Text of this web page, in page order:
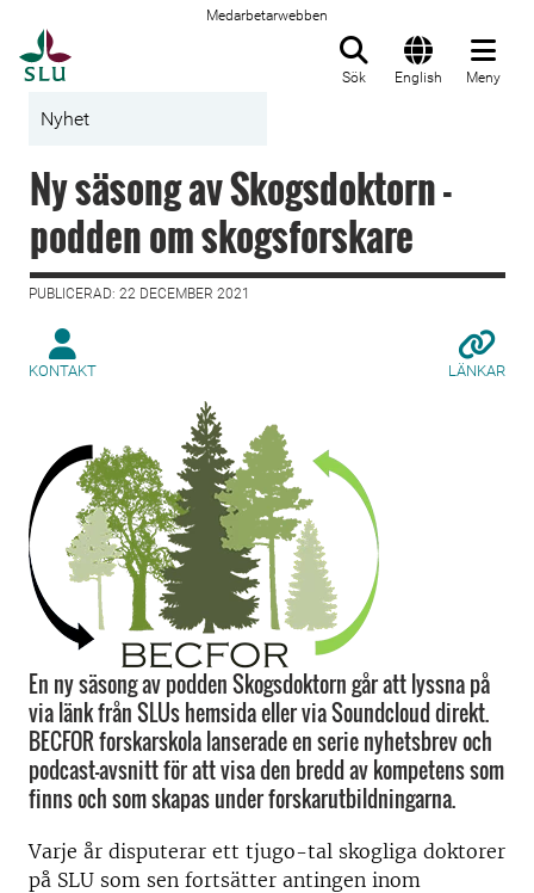
Medarbetarwebben
Sök English Meny
Nyhet
Ny säsong av Skogsdoktorn -
podden om skogsforskare
PUBLICERAD: 22 DECEMBER 2021
KONTAKT LÄNKAR
En ny säsong av podden Skogsdoktorn går att lyssna på
via länk från SLUs hemsida eller via Soundcloud direkt.
BECFOR forskarskola lanserade en serie nyhetsbrev och
podcast-avsnitt för att visa den bredd av kompetens som
finns och som skapas under forskarutbildningarna.
Varje år disputerar ett tjugo-tal skogliga doktorer
på SLU som sen fortsätter antingen inom